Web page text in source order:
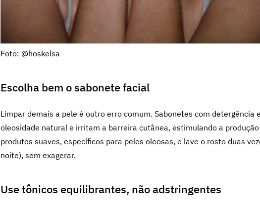
Foto: @hoskelsa
Escolha bem o sabonete facial
Limpar demais a pele é outro erro comum. Sabonetes com detergência
oleosidade natural e irritam a barreira cutânea, estimulando a
produtos suaves, específicos para peles oleosas, e lave o rosto duas
noite), sem exagerar.
Use tônicos equilibrantes, não adstringentes